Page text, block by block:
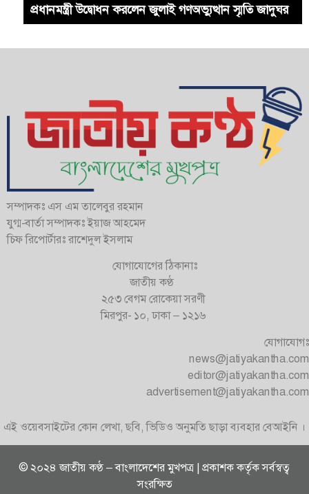
প্রধানমন্ত্রী উদ্বোধন করলেন জুলাই গণঅভ্যুত্থান স্মৃতি জাদুঘর
সম্পাদকঃ এস এম তালেবুর রহমান
যুগ্ম-বার্তা সম্পাদকঃ ইয়াজ আহমেদ
চিফ রিপোর্টারঃ রাশেদুল ইসলাম
যোগাযোগের ঠিকানাঃ
জাতীয় কণ্ঠ
২৫৩ বেগম রোকেয়া সরণী
মিরপুর- ১০, ঢাকা – ১২১৬
যোগাযোগঃ
news@jatiyakantha.com
editor@jatiyakantha.com
advertisement@jatiyakantha.com
এই ওয়েবসাইটের কোন লেখা, ছবি, ভিডিও অনুমতি ছাড়া ব্যবহার বেআইনি ।
© ২০২৪ জাতীয় কণ্ঠ – বাংলাদেশের মুখপত্র | প্রকাশক কর্তৃক সর্বস্বত্ব
সংরক্ষিত